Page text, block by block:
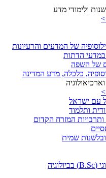
ולימודי מדע
של המדעים והרעיונות
במדעי הדתות
של השפה
כלכלה, מדע המדינה
עם ישראל
ותלמוד
ותרבויות המזרח הקדום
שמית
תואר ראשון דו - חוגי (B.Sc) בביולוגיה